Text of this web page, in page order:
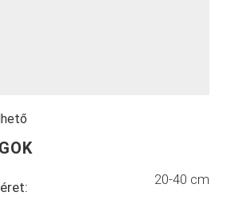
20-40 cm